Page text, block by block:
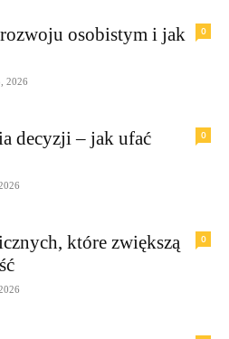
0
rozwoju osobistym i jak
2026
0
decyzji – jak ufać
0
które zwiększą